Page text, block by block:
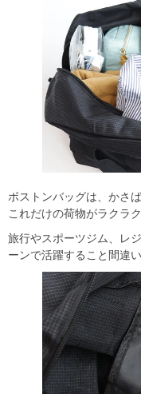
ボストンバッグは、かさ
これだけの荷物がラクラ
旅行やスポーツジム、レ
ーンで活躍すること間違い